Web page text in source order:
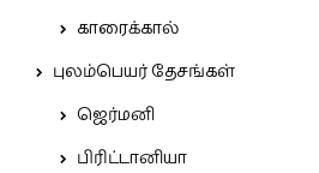
காரைக்கால்
புலம்பெயர் தேசங்கள்
ஜெர்மனி
பிரிட்டானியா